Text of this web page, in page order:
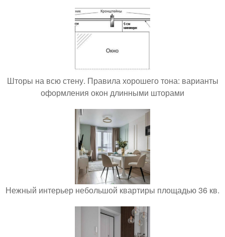
Шторы на всю стену. Правила хорошего тона: варианты
оформления окон длинными шторами
Нежный интерьер небольшой квартиры площадью 36 кв.